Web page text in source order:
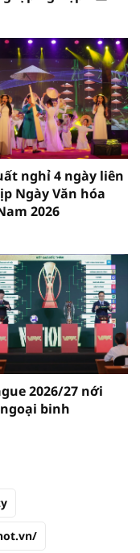
nghỉ 4 ngày liên
Ngày Văn hóa
2026
2026/27 nới
binh